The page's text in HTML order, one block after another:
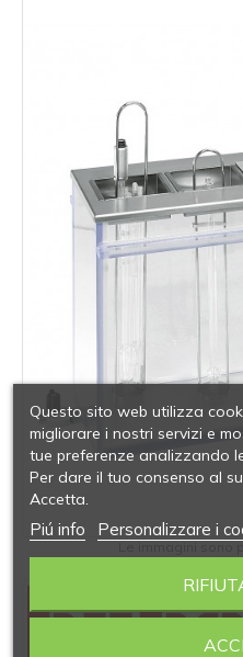
Questo sito web utilizza
migliorare i nostri servizi e
tue preferenze analizzando
Per dare il tuo consenso al
Accetta.
Piú info Personalizzare i